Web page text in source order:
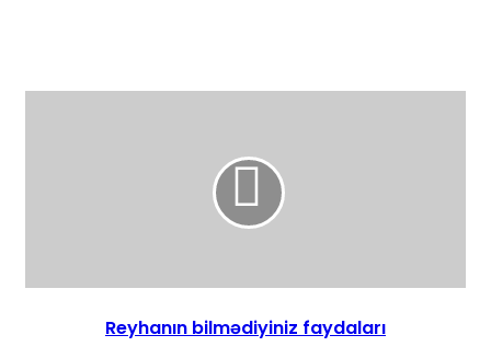
Reyhanın bilmədiyiniz faydaları